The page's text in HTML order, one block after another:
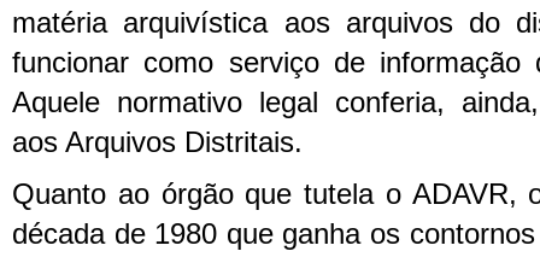
matéria arquivística aos arquivos do
funcionar como serviço de informação
Aquele normativo legal conferia,
aos Arquivos Distritais.
Quanto ao órgão que tutela o ADAVR,
década de 1980 que ganha os